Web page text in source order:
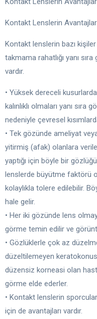
Kontakt Lenslerin
Kontakt lenslerin bazı
takmama rahatlığı yanı
vardır.
• Yüksek dereceli
kalınlıklı olmaları yanı sıra
nedeniyle çevresel
• Tek gözünde ameliyat
yitirmiş (afak) olanlara
yaptığı için böyle bir
lenslerde büyütme faktörü
kolaylıkla tolere edilebilir.
hale gelir.
• Her iki gözünde lens
görme temin edilir ve
• Gözlüklerle çok az
düzeltilemeyen
düzensiz korneasi olan
görme elde ederler.
• Kontakt lenslerin
için de avantajları vardır.